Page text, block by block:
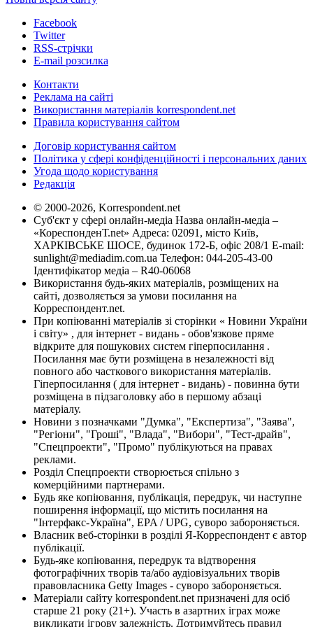
Facebook
Twitter
RSS-стрічки
E-mail розсилка
Контакти
Реклама на сайті
Використання матеріалів korrespondent.net
Правила користування сайтом
Договір користування сайтом
Політика у сфері конфіденційності і персональних даних
Угода щодо користування
Редакція
© 2000-2026, Korrespondent.net
Суб'єкт у сфері онлайн-медіа Назва онлайн-медіа –
«КореспонденТ.net» Адреса: 02091, місто Київ,
ХАРКІВСЬКЕ ШОСЕ, будинок 172-Б, офіс 208/1 E-mail:
sunlight@mediadim.com.ua Телефон: 044-205-43-00
Ідентифікатор медіа – R40-06068
Використання будь-яких матеріалів, розміщених на
сайті, дозволяється за умови посилання на
Корреспондент.net.
При копіюванні матеріалів зі сторінки « Новини України
і світу» , для інтернет - видань - обов'язкове пряме
відкрите для пошукових систем гіперпосилання .
Посилання має бути розміщена в незалежності від
повного або часткового використання матеріалів.
Гіперпосилання ( для інтернет - видань) - повинна бути
розміщена в підзаголовку або в першому абзаці
матеріалу.
Новини з позначками "Думка", "Експертиза", "Заява",
"Регіони", "Гроші", "Влада", "Вибори", "Тест-драйв",
"Спецпроекти", "Промо" публікуються на правах
реклами.
Розділ Спецпроекти створюється спільно з
комерційними партнерами.
Будь яке копіювання, публікація, передрук, чи наступне
поширення інформації, що містить посилання на
"Інтерфакс-Україна", EPA / UPG, суворо забороняється.
Власник веб-сторінки в розділі Я-Корреспондент є автор
публікації.
Будь-яке копіювання, передрук та відтворення
фотографічних творів та/або аудіовізуальних творів
правовласника Getty Images - суворо забороняється.
Матеріали сайту korrespondent.net призначені для осіб
старше 21 року (21+). Участь в азартних іграх може
викликати ігрову залежність. Дотримуйтесь правил